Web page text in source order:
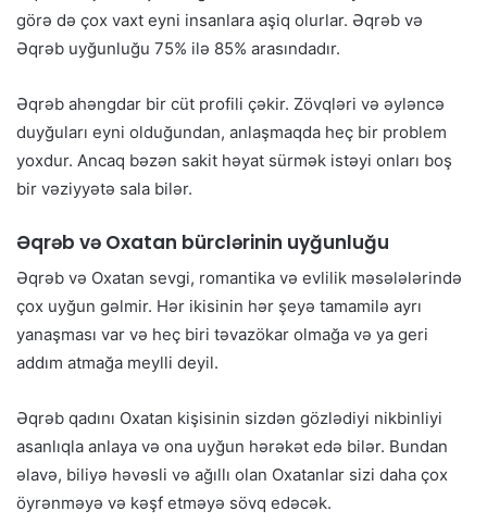
görə də çox vaxt eyni insanlara aşiq olurlar. Əqrəb və
Əqrəb uyğunluğu 75% ilə 85% arasındadır.
Əqrəb ahəngdar bir cüt profili çəkir. Zövqləri və əyləncə
duyğuları eyni olduğundan, anlaşmaqda heç bir problem
yoxdur. Ancaq bəzən sakit həyat sürmək istəyi onları boş
bir vəziyyətə sala bilər.
Əqrəb və Oxatan bürclərinin uyğunluğu
Əqrəb və Oxatan sevgi, romantika və evlilik məsələlərində
çox uyğun gəlmir. Hər ikisinin hər şeyə tamamilə ayrı
yanaşması var və heç biri təvazökar olmağa və ya geri
addım atmağa meylli deyil.
Əqrəb qadını Oxatan kişisinin sizdən gözlədiyi nikbinliyi
asanlıqla anlaya və ona uyğun hərəkət edə bilər. Bundan
əlavə, biliyə həvəsli və ağıllı olan Oxatanlar sizi daha çox
öyrənməyə və kəşf etməyə sövq edəcək.